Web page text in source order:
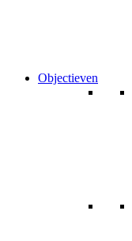
Objectieven